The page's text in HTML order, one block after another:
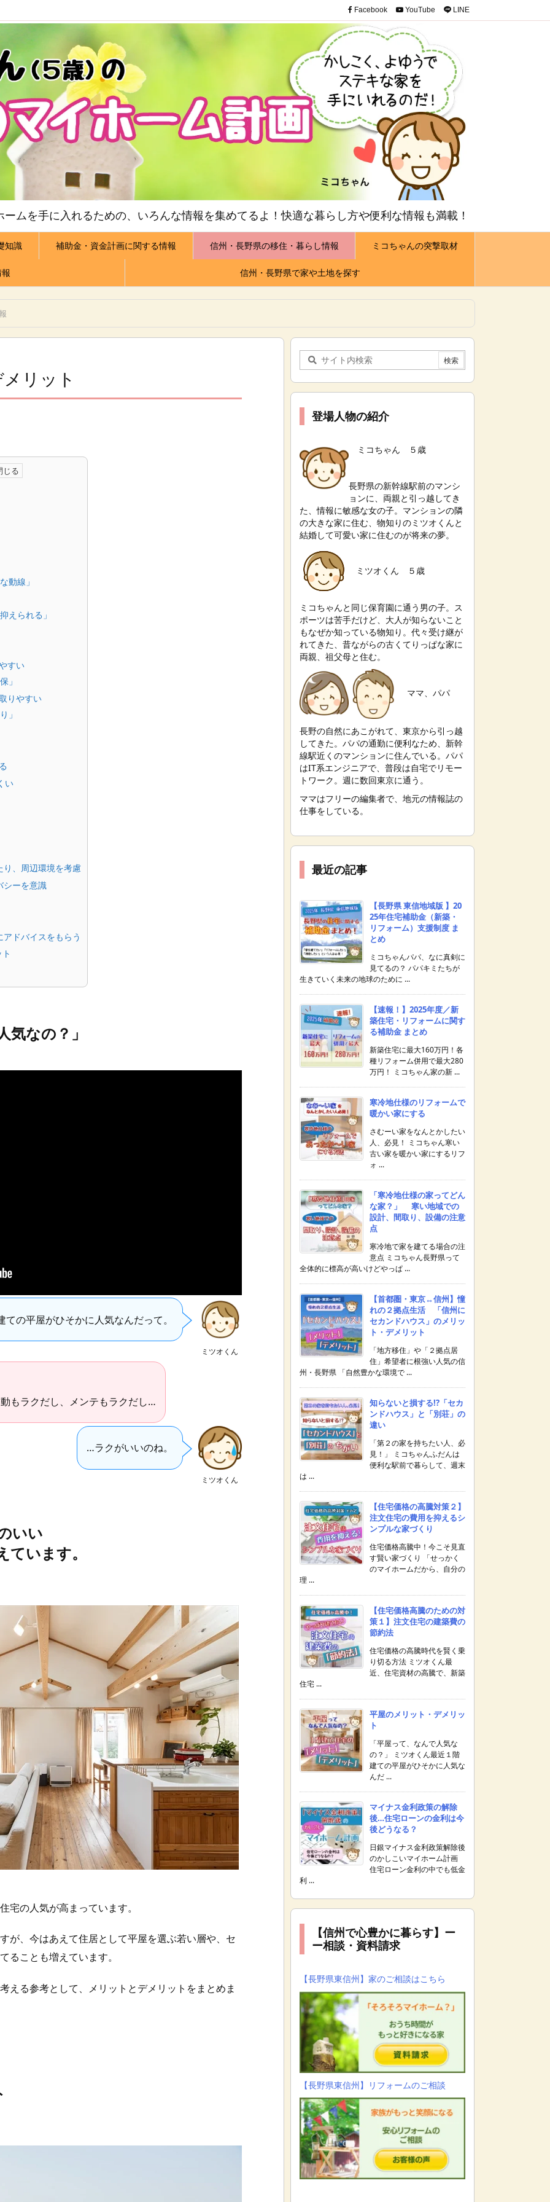
ムを手に入れるための、いろんな情報を集めてるよ！快適な暮らし方や便利な情報も満載！
知識 補助金・資金計画に関する情報 信州・長野県の移住・暮らし情報 ミコちゃんの突撃取材
信州・長野県で家や土地を探す
Facebook YouTube LINE
リット
動線」
られる」
すい
」
りやすい
」
い
、周辺環境を考慮
シーを意識
ドバイスをもらう
気なの？」
ミツオくん
ての平屋がひそかに人気なんだって。
もラクだし、メンテもラクだし…
ミツオくん
…ラクがいいのね。
いい
います。
宅の人気が高まっています。
が、今はあえて住居として平屋を選ぶ若い層や、セ
ることも増えています。
える参考として、メリットとデメリットをまとめま
登場人物の紹介
ミコちゃん ５歳
長野県の新幹線駅前のマンシ
ョンに、両親と引っ越してき
た、情報に敏感な女の子。 マンションの隣
の大きな家に住む、物知りのミツオくんと
結婚して可愛い家に住むのが将来の夢。
ミツオくん ５歳
ミコちゃんと同じ保育園に通う男の子。ス
ポーツは苦手だけど、大人が知らないこと
もなぜか知っている物知り。代々受け継が
れてきた、昔ながらの古くてりっぱな家に
両親、祖父母と住む。
ママ、パパ
長野の自然にあこがれて、東京から引っ越
してきた。パパの通勤に便利なため、新幹
線駅近くのマンションに住んでいる。パパ
はIT系エンジニアで、普段は自宅でリモー
トワーク。週に数回東京に通う。
ママはフリーの編集者で、地元の情報誌の
仕事をしている。
最近の記事
【長野県 東信地域版 】20
25年住宅補助金（新築・
リフォーム）支援制度 ま
とめ
ミコちゃんパパ、なに真剣に
見てるの？ パパキミたちが
生きていく未来の地球のために ...
【速報！】2025年度／新
築住宅・リフォームに関す
る補助金 まとめ
新築住宅に最大160万円！各
種リフォーム併用で最大280
万円！ ミコちゃん家の新 ...
寒冷地仕様のリフォームで
暖かい家にする
さむーい家をなんとかしたい
人、必見！ ミコちゃん寒い
古い家を暖かい家にするリフ
ォ ...
「寒冷地仕様の家ってどん
な家？」 寒い地域での
設計、間取り、設備の注意
点
寒冷地で家を建てる場合の注
意点 ミコちゃん長野県って
全体的に標高が高いけどやっぱ ...
【首都圏・東京↔︎信州】憧
れの２拠点生活 「信州に
セカンドハウス」のメリッ
ト・デメリット
「地方移住」や「２拠点居
住」希望者に根強い人気の信
州・長野県 「自然豊かな環境で ...
知らないと損する!?「セカ
ンドハウス」と「別荘」の
違い
「第２の家を持ちたい人、必
見！」 ミコちゃんふだんは
便利な駅前で暮らして、週末
は ...
【住宅価格の高騰対策２】
注文住宅の費用を抑えるシ
ンプルな家づくり
住宅価格高騰中！今こそ見直
す賢い家づくり 「せっかく
のマイホームだから、自分の
理 ...
【住宅価格高騰のための対
策１】注文住宅の建築費の
節約法
住宅価格の高騰時代を賢く乗
り切る方法 ミツオくん最
近、住宅資材の高騰で、新築
住宅 ...
平屋のメリット・デメリッ
ト
「平屋って、なんで人気な
の？」 ミツオくん最近１階
建ての平屋がひそかに人気な
んだ ...
マイナス金利政策の解除
後…住宅ローンの金利は今
後どうなる？
日銀マイナス金利政策解除後
のかしこいマイホーム計画
住宅ローン金利の中でも低金
利 ...
【信州で心豊かに暮らす】ー
ー相談・資料請求
【長野県東信州】家のご相談はこちら
【長野県東信州】リフォームのご相談